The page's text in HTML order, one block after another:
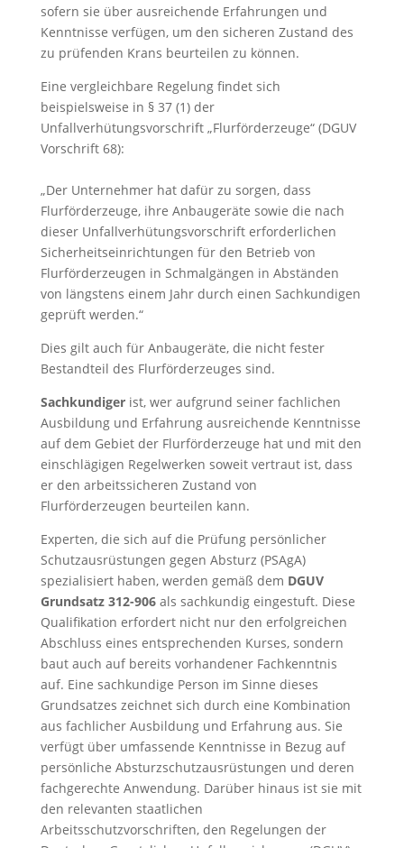
sofern sie über ausreichende Erfahrungen und
Kenntnisse verfügen, um den sicheren Zustand des
zu prüfenden Krans beurteilen zu können.
Eine vergleichbare Regelung findet sich
beispielsweise in § 37 (1) der
Unfallverhütungsvorschrift „Flurförderzeuge“ (DGUV
Vorschrift 68):
„Der Unternehmer hat dafür zu sorgen, dass
Flurförderzeuge, ihre Anbaugeräte sowie die nach
dieser Unfallverhütungsvorschrift erforderlichen
Sicherheitseinrichtungen für den Betrieb von
Flurförderzeugen in Schmalgängen in Abständen
von längstens einem Jahr durch einen Sachkundigen
geprüft werden.“
Dies gilt auch für Anbaugeräte, die nicht fester
Bestandteil des Flurförderzeuges sind.
Sachkundigerist, wer aufgrund seiner fachlichen
Ausbildung und Erfahrung ausreichende Kenntnisse
auf dem Gebiet der Flurförderzeuge hat und mit den
einschlägigen Regelwerken soweit vertraut ist, dass
er den arbeitssicheren Zustand von
Flurförderzeugen beurteilen kann.
Experten, die sich auf die Prüfung persönlicher
Schutzausrüstungen gegen Absturz (PSAgA)
spezialisiert haben, werden gemäß dem DGUV
Grundsatz 312-906als sachkundig eingestuft. Diese
Qualifikation erfordert nicht nur den erfolgreichen
Abschluss eines entsprechenden Kurses, sondern
baut auch auf bereits vorhandener Fachkenntnis
auf. Eine sachkundige Person im Sinne dieses
Grundsatzes zeichnet sich durch eine Kombination
aus fachlicher Ausbildung und Erfahrung aus. Sie
verfügt über umfassende Kenntnisse in Bezug auf
persönliche Absturzschutzausrüstungen und deren
fachgerechte Anwendung. Darüber hinaus ist sie mit
den relevanten staatlichen
Arbeitsschutzvorschriften, den Regelungen der